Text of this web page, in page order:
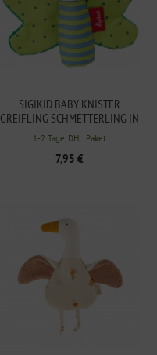
SIGIKID BABY KNISTER
GREIFLING SCHMETTERLING IN
GRÜN
1-2 Tage, DHL Paket
7,95 €